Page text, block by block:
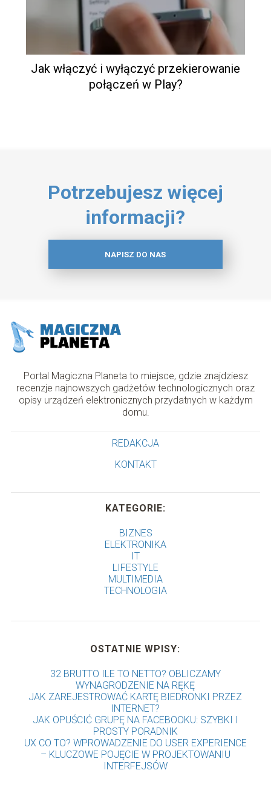
Jak włączyć i wyłączyć przekierowanie
połączeń w Play?
Potrzebujesz więcej
informacji?
NAPISZ DO NAS
Portal Magiczna Planeta to miejsce, gdzie znajdziesz
recenzje najnowszych gadżetów technologicznych oraz
opisy urządzeń elektronicznych przydatnych w każdym
domu.
REDAKCJA
KONTAKT
KATEGORIE:
BIZNES
ELEKTRONIKA
IT
LIFESTYLE
MULTIMEDIA
TECHNOLOGIA
OSTATNIE WPISY:
32 BRUTTO ILE TO NETTO? OBLICZAMY
WYNAGRODZENIE NA RĘKĘ
JAK ZAREJESTROWAĆ KARTĘ BIEDRONKI PRZEZ
INTERNET?
JAK OPUŚCIĆ GRUPĘ NA FACEBOOKU: SZYBKI I
PROSTY PORADNIK
UX CO TO? WPROWADZENIE DO USER EXPERIENCE
– KLUCZOWE POJĘCIE W PROJEKTOWANIU
INTERFEJSÓW